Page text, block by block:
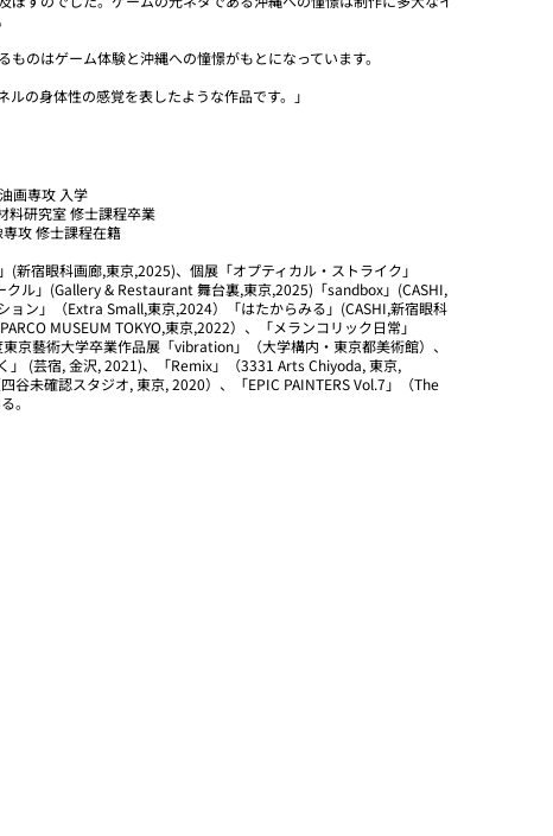
のはゲーム体験と沖縄への憧憬がもとになっています。
の身体性の感覚を表したような作品です。」
画専攻 入学
料研究室 修士課程卒業
攻 修士課程在籍
(新宿眼科画廊,東京,2025)、個展「オプティカル・ストライク」
クル」(Gallery & Restaurant 舞台裏,東京,2025)「sandbox」(CASHI,
ョン」（Extra Small,東京,2024）「はたからみる」(CASHI,新宿眼科
MUSEUM TOKYO,東京,2022）、「メランコリック日常」
京藝術大学卒業作品展「vibration」（大学構内・東京都美術館）、
」 (芸宿, 金沢, 2021)、「Remix」（3331 Arts Chiyoda, 東京,
谷未確認スタジオ, 東京, 2020）、「EPIC PAINTERS Vol.7」（The
。